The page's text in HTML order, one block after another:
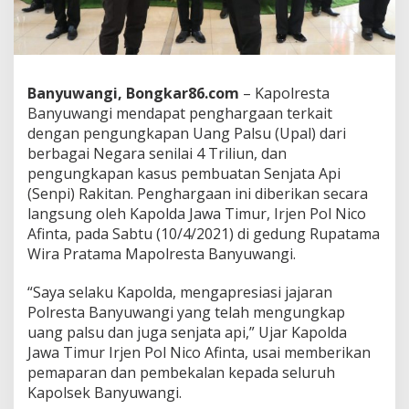
g
i
S
a
e
D
u
a
P
e
n
g
h
a
g
a
a
n
D
a
r
i
Banyuwangi, Bongkar86.com – Kapolresta
Banyuwangi mendapat penghargaan terkait
dengan pengungkapan Uang Palsu (Upal) dari
berbagai Negara senilai 4 Triliun, dan
pengungkapan kasus pembuatan Senjata Api
(Senpi) Rakitan. Penghargaan ini diberikan secara
langsung oleh Kapolda Jawa Timur, Irjen Pol Nico
Afinta, pada Sabtu (10/4/2021) di gedung Rupatama
Wira Pratama Mapolresta Banyuwangi.
“Saya selaku Kapolda, mengapresiasi jajaran
Polresta Banyuwangi yang telah mengungkap
uang palsu dan juga senjata api,” Ujar Kapolda
Jawa Timur Irjen Pol Nico Afinta, usai memberikan
pemaparan dan pembekalan kepada seluruh
Kapolsek Banyuwangi.